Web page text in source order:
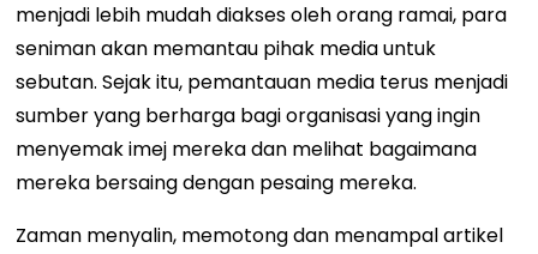
menjadi lebih mudah diakses oleh orang ramai, para
seniman akan memantau pihak media untuk
sebutan. Sejak itu, pemantauan media terus menjadi
sumber yang berharga bagi organisasi yang ingin
menyemak imej mereka dan melihat bagaimana
mereka bersaing dengan pesaing mereka.
Zaman menyalin, memotong dan menampal artikel